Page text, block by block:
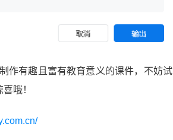
作有趣且富有教育意义的课件，不妨试
哦！